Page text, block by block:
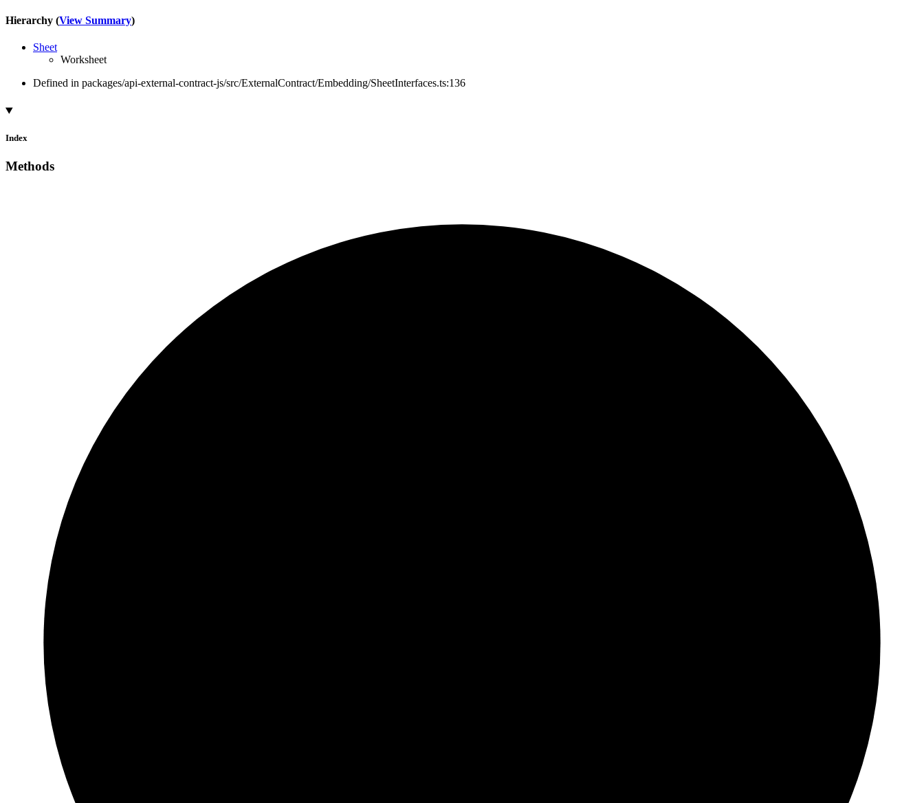
Hierarchy (View Summary)
Sheet
Worksheet
Defined in packages/api-external-contract-js/src/ExternalContract/Embedding/SheetInterfaces.ts:136
Index
Methods